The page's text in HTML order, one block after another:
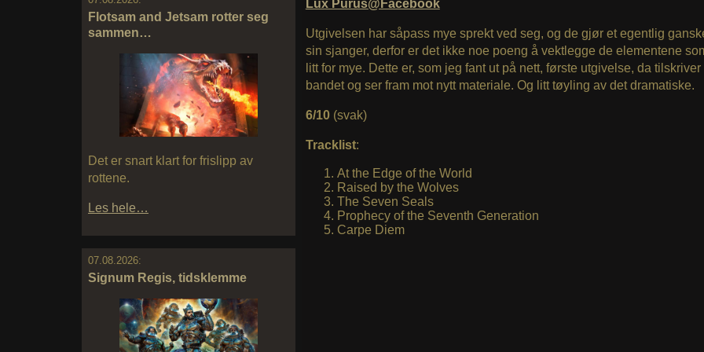
Flotsam and Jetsam rotter seg
sammen…
Det er snart klart for frislipp av
rottene.
Les hele…
07.08.2026:
Signum Regis, tidsklemme
Lux Purus@Facebook
Utgivelsen har såpass mye sprekt ved seg, og de gjør et egentlig
sin sjanger, derfor er det ikke noe poeng å vektlegge de elementene
litt for mye. Dette er, som jeg fant ut på nett, første utgivelse, da
bandet og ser fram mot nytt materiale. Og litt tøyling av det dramatiske.
6/10(svak)
Tracklist:
At the Edge of the World
Raised by the Wolves
The Seven Seals
Prophecy of the Seventh Generation
Carpe Diem